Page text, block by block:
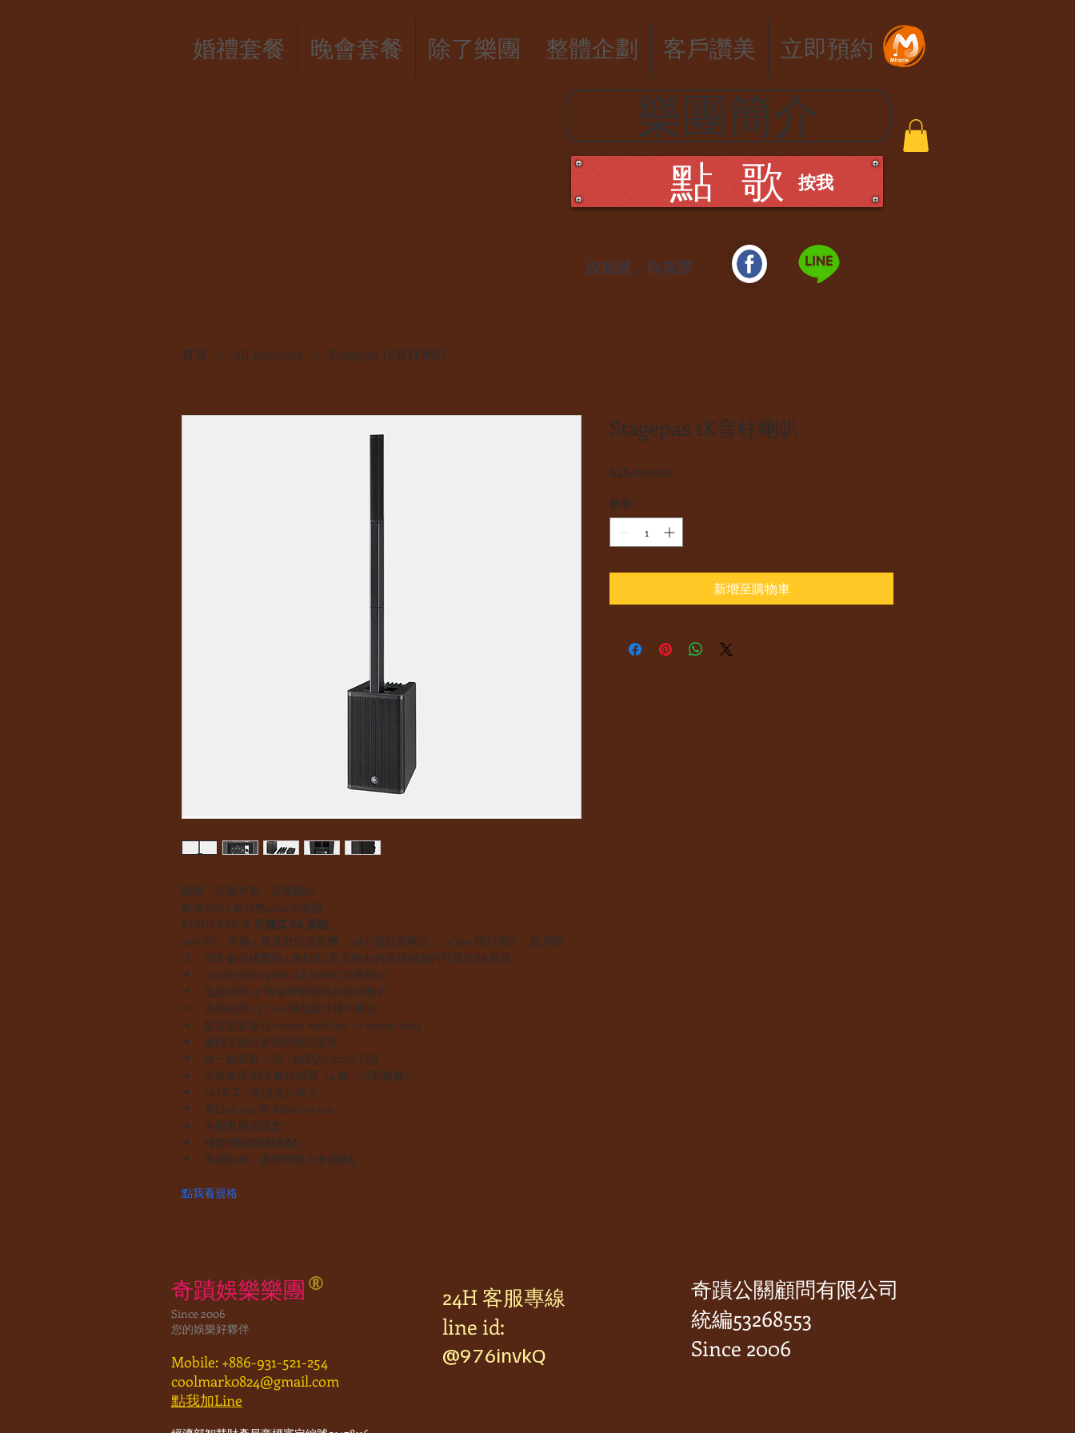
婚禮套餐 晚會套餐 除了樂團 整體企劃 客戶讚美 立即預約
樂團簡介
點 歌 ​按我
​按個讚，你真讚
首頁 All Products Stagepas 1K音柱喇叭
附贈：原廠外套、原廠配件
板車Dolly 新台幣4100加價購
STAGEPAS 1K 可攜式 PA 系統
1000W、具備 5 聲道數位混音機、12吋"超低音喇叭、1.5"x10 陣列喇叭、藍牙輸
入、SPX 數位殘響和 1 鍵EQ以及主輸出的多頻組合的可攜式PA系統。
1000W (HF:190W+LF:810W) 功率輸出
低頻使用 12”等級中最強的超低音喇叭
高頻使用 1.5” x10 薄型線性陣列喇叭
數位混音器 (3 mono mic/line + 1 stereo line)
無段主輸出多情境模式選擇
每一軌都有一個一鍵EQ(1-knob EQ)
高解析度 SPX 數位殘響（4 種，可調參數）
2x Hi-Z（高阻抗）輸入
有Link out 和 Monitor out
內附專屬保護套
殘響腳踏開關(選配)
專屬板車，讓攜帶更方便(選配)
點我看規格
Stagepas 1K音柱喇叭
$48,000.00價
數量 *
新增至購物車
®
奇蹟娛樂樂團
Since 2006
您的娛樂好夥伴
Mobile: +886-931-521-254
coolmark0824@gmail.com
點我加Line
奇蹟公關顧問有限公司
統編53268553
Since 2006
24H 客服專線
line id:
@976invkQ